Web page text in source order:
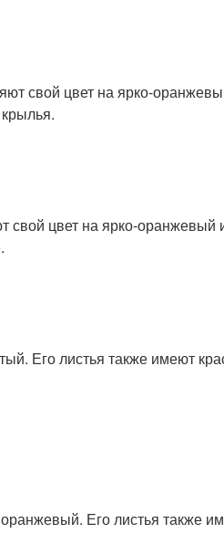
свой цвет на ярко-
свой цвет на ярко-оранжевый
Его листья также имеют
Его листья также